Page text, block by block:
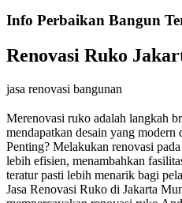
Info Perbaikan Bangun
Renovasi Ruko
jasa renovasi bangunan
Merenovasi ruko adalah langkah
mendapatkan desain yang
Penting? Melakukan renovasi
lebih efisien, menambahkan
teratur pasti lebih menarik bagi
Jasa Renovasi Ruko di Jakarta